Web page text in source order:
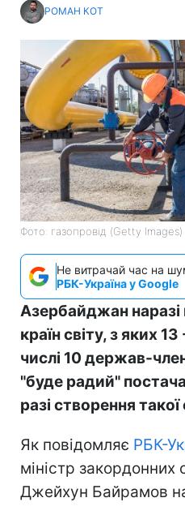
РОМАН КОТ
Фото: газопровід (Getty Images)
Не витрачай час на
РБК-Україна у Google
Азербайджан наразі
країн світу, з яких
числі 10 держав-
"буде радий"
разі створення
Як повідомляє РБК-
міністр
Джейхун Байрамов